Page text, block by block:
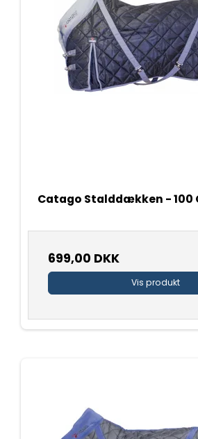
Catago Stalddækken - 100
699,00 DKK
Vis produkt